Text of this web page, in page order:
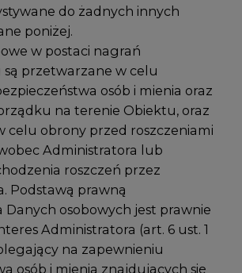
do żadnych innych
poniżej.
w postaci nagrań
przetwarzane w celu
osób i mienia oraz
na terenie Obiektu, oraz
celu obrony przed roszczeniami
Administratora lub
roszczeń przez
Podstawą prawną
osobowych jest prawnie
Administratora (art. 6 ust. 1
na zapewnieniu
osób i mienia znajdujących się